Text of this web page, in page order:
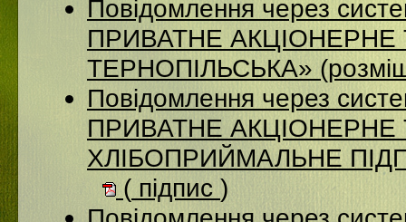
Повідомлення через
ПРИВАТНЕ
ТЕРНОПІЛЬСЬКА»
Повідомлення через
ПРИВАТНЕ
ХЛІБОПРИЙМАЛЬНЕ
( підпис )